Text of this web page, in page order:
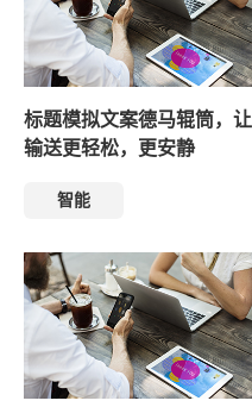
标题模拟文案德马辊筒，让
输送更轻松，更安静
智能